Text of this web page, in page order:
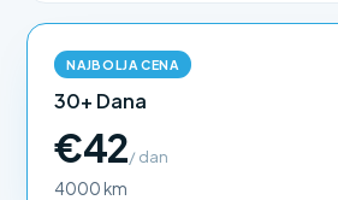
NAJBOLJA CENA
30+ Dana
€42/ dan
4000 km